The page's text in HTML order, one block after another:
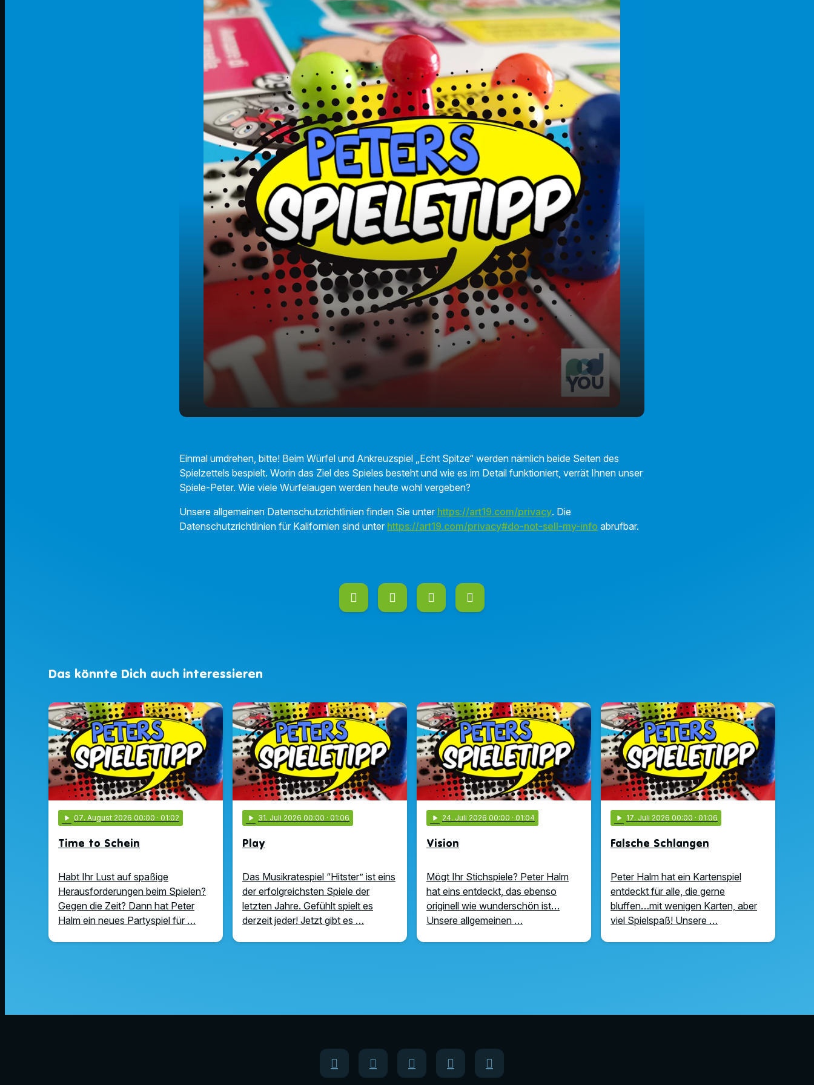
Einmal umdrehen, bitte! Beim Würfel und Ankreuzspiel „Echt Spitze“ werden nämlich beide Seiten des
Spielzettels bespielt. Worin das Ziel des Spieles besteht und wie es im Detail funktioniert, verrät Ihnen unser
Spiele-Peter. Wie viele Würfelaugen werden heute wohl vergeben?
Unsere allgemeinen Datenschutzrichtlinien finden Sie unter https://art19.com/privacy. Die
Datenschutzrichtlinien für Kalifornien sind unter https://art19.com/privacy#do-not-sell-my-info abrufbar.
Das könnte Dich auch interessieren
play_arrow 07. August 2026 00:00 · 01:02
Time to Schein
Habt Ihr Lust auf spaßige
Herausforderungen beim Spielen?
Gegen die Zeit? Dann hat Peter
Halm ein neues Partyspiel für …
play_arrow 31. Juli 2026 00:00 · 01:06
Play
Das Musikratespiel “Hitster” ist eins
der erfolgreichsten Spiele der
letzten Jahre. Gefühlt spielt es
derzeit jeder! Jetzt gibt es …
play_arrow 24. Juli 2026 00:00 · 01:04
Vision
Mögt Ihr Stichspiele? Peter Halm
hat eins entdeckt, das ebenso
originell wie wunderschön ist…
Unsere allgemeinen …
play_arrow 17. Juli 2026 00:00 · 01:06
Falsche Schlangen
Peter Halm hat ein Kartenspiel
entdeckt für alle, die gerne
bluffen…mit wenigen Karten, aber
viel Spielspaß! Unsere …